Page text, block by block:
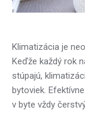
Klimatizácia je
Keďže každý rok
stúpajú,
bytoviek.
v byte vždy